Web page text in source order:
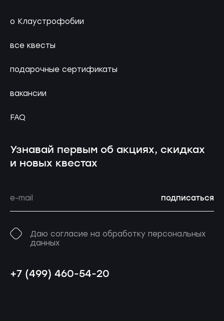
о Клаустрофобии
все квесты
подарочные сертификаты
вакансии
FAQ
Узнавай первым об акциях, скидках
и новых квестах
подписаться
Даю согласие на обработку персональных
данных
+7 (499) 460-54-20